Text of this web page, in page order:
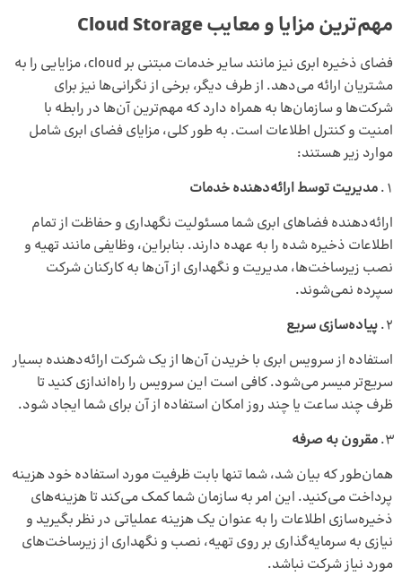
مهم‌ترین مزایا و معایب Cloud Storage
فضای ذخیره ابری نیز مانند سایر خدمات مبتنی بر cloud، مزایایی را به
مشتریان ارائه می‌دهد. از طرف دیگر، برخی از نگرانی‌ها نیز برای
شرکت‌ها و سازمان‌ها به همراه دارد که مهم‌ترین آن‌ها در رابطه با
امنیت و کنترل اطلاعات است. به‌ طور کلی، مزایای فضای ابری شامل
موارد زیر هستند:
مدیریت توسط ارائه‌دهنده خدمات
ارائه‌دهنده فضاهای ابری شما مسئولیت نگهداری و حفاظت از تمام
اطلاعات ذخیره‌ شده را به عهده دارند. بنابراین، وظایفی مانند تهیه و
نصب زیرساخت‌ها، مدیریت و نگهداری از آن‌ها به کارکنان شرکت
سپرده نمی‌شوند.
پیاده‌سازی سریع
استفاده از سرویس ابری با خریدن آن‌ها از یک شرکت ارائه‌دهنده بسیار
سریع‌تر میسر می‌شود. کافی است این سرویس را راه‌اندازی کنید تا
ظرف چند ساعت یا چند روز امکان استفاده از آن برای شما ایجاد شود.
مقرون ‌به ‌صرفه
همان‌طور که بیان شد، شما تنها بابت ظرفیت مورد استفاده خود هزینه
پرداخت می‌کنید. این امر به سازمان شما کمک می‌کند تا هزینه‌های
ذخیره‌سازی اطلاعات را به‌ عنوان یک هزینه عملیاتی در نظر بگیرید و
نیازی به سرمایه‌گذاری بر روی تهیه، نصب و نگهداری از زیرساخت‌های
مورد نیاز شرکت نباشد.